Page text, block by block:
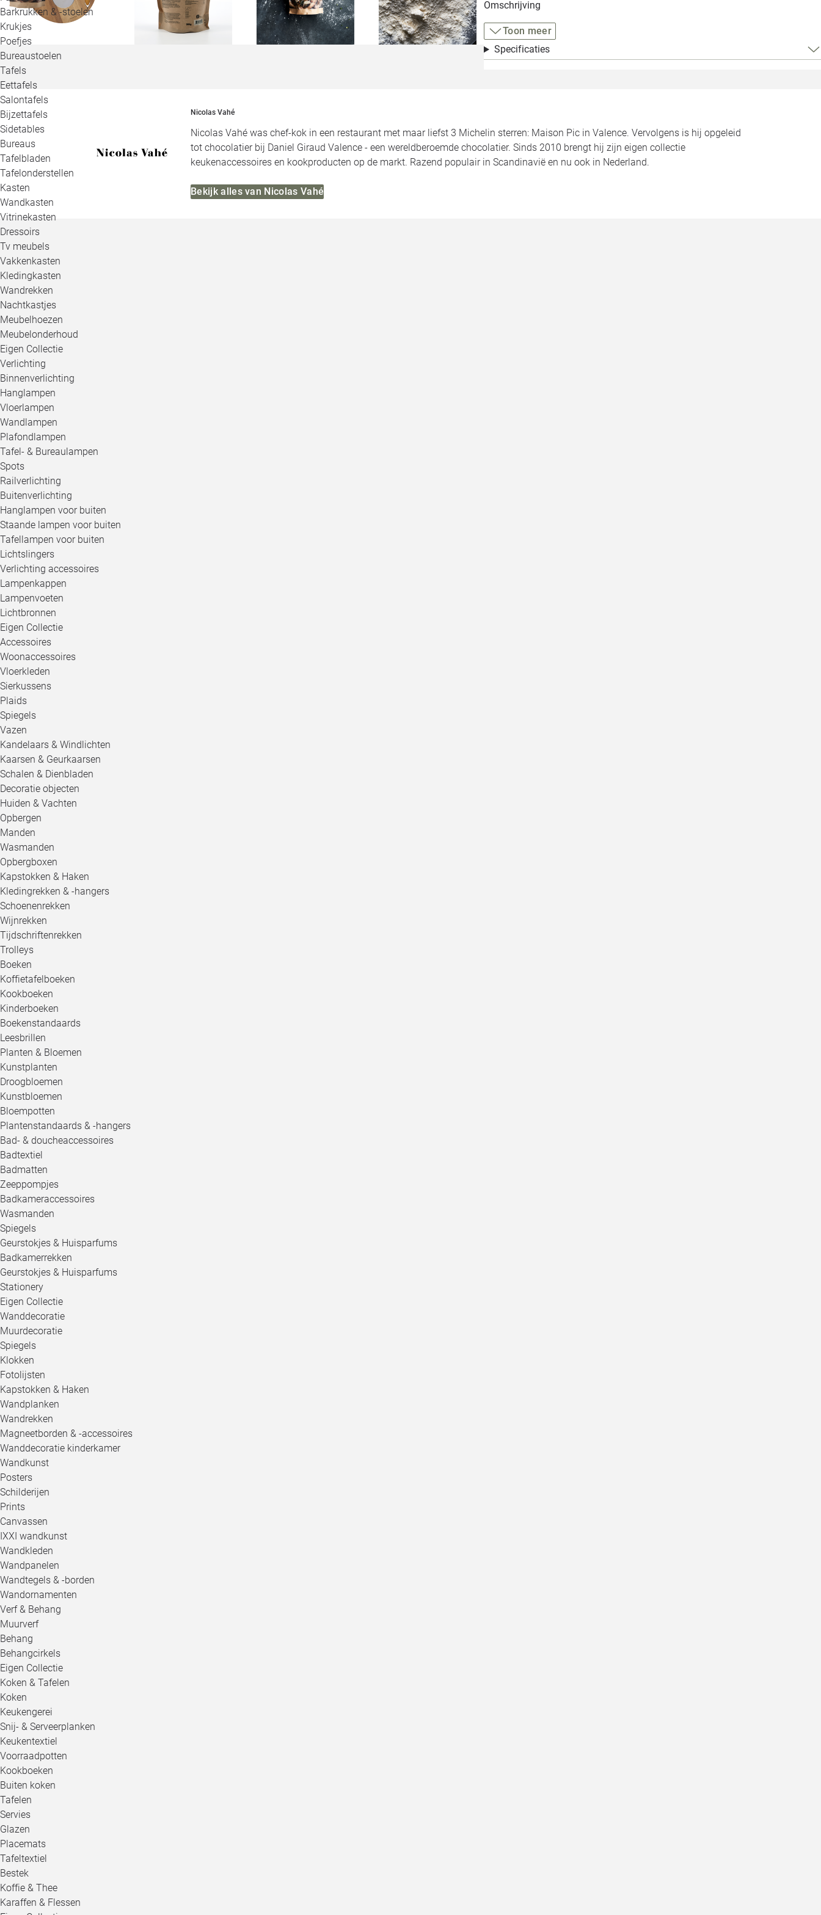
Barkrukken & -stoelen
Krukjes
Poefjes
Bureaustoelen
Tafels
Eettafels
Salontafels
Bijzettafels
Sidetables
Bureaus
Tafelbladen
Tafelonderstellen
Kasten
Wandkasten
Vitrinekasten
Dressoirs
Tv meubels
Vakkenkasten
Kledingkasten
Wandrekken
Nachtkastjes
Meubelhoezen
Meubelonderhoud
Eigen Collectie
Verlichting
Binnenverlichting
Hanglampen
Vloerlampen
Wandlampen
Plafondlampen
Tafel- & Bureaulampen
Spots
Railverlichting
Buitenverlichting
Hanglampen voor buiten
Staande lampen voor buiten
Tafellampen voor buiten
Lichtslingers
Verlichting accessoires
Lampenkappen
Lampenvoeten
Lichtbronnen
Eigen Collectie
Accessoires
Woonaccessoires
Vloerkleden
Sierkussens
Plaids
Spiegels
Vazen
Kandelaars & Windlichten
Kaarsen & Geurkaarsen
Schalen & Dienbladen
Decoratie objecten
Huiden & Vachten
Opbergen
Manden
Wasmanden
Opbergboxen
Kapstokken & Haken
Kledingrekken & -hangers
Schoenenrekken
Wijnrekken
Tijdschriftenrekken
Trolleys
Boeken
Koffietafelboeken
Kookboeken
Kinderboeken
Boekenstandaards
Leesbrillen
Planten & Bloemen
Kunstplanten
Droogbloemen
Kunstbloemen
Bloempotten
Plantenstandaards & -hangers
Bad- & doucheaccessoires
Badtextiel
Badmatten
Zeeppompjes
Badkameraccessoires
Wasmanden
Spiegels
Geurstokjes & Huisparfums
Badkamerrekken
Geurstokjes & Huisparfums
Stationery
Eigen Collectie
Wanddecoratie
Muurdecoratie
Spiegels
Klokken
Fotolijsten
Kapstokken & Haken
Wandplanken
Wandrekken
Magneetborden & -accessoires
Wanddecoratie kinderkamer
Wandkunst
Posters
Schilderijen
Prints
Canvassen
IXXI wandkunst
Wandkleden
Wandpanelen
Wandtegels & -borden
Wandornamenten
Verf & Behang
Muurverf
Behang
Behangcirkels
Eigen Collectie
Koken & Tafelen
Koken
Keukengerei
Snij- & Serveerplanken
Keukentextiel
Voorraadpotten
Kookboeken
Buiten koken
Tafelen
Servies
Glazen
Placemats
Tafeltextiel
Bestek
Koffie & Thee
Karaffen & Flessen
Omschrijving
Toon meer
Specificaties
Nicolas Vahé
Nicolas Vahé was chef-kok in een restaurant met maar liefst 3 Michelin sterren: Maison Pic in Valence. Vervolgens is hij opgeleid
tot chocolatier bij Daniel Giraud Valence - een wereldberoemde chocolatier. Sinds 2010 brengt hij zijn eigen collectie
keukenaccessoires en kookproducten op de markt. Razend populair in Scandinavië en nu ook in Nederland.
Bekijk alles van Nicolas Vahé